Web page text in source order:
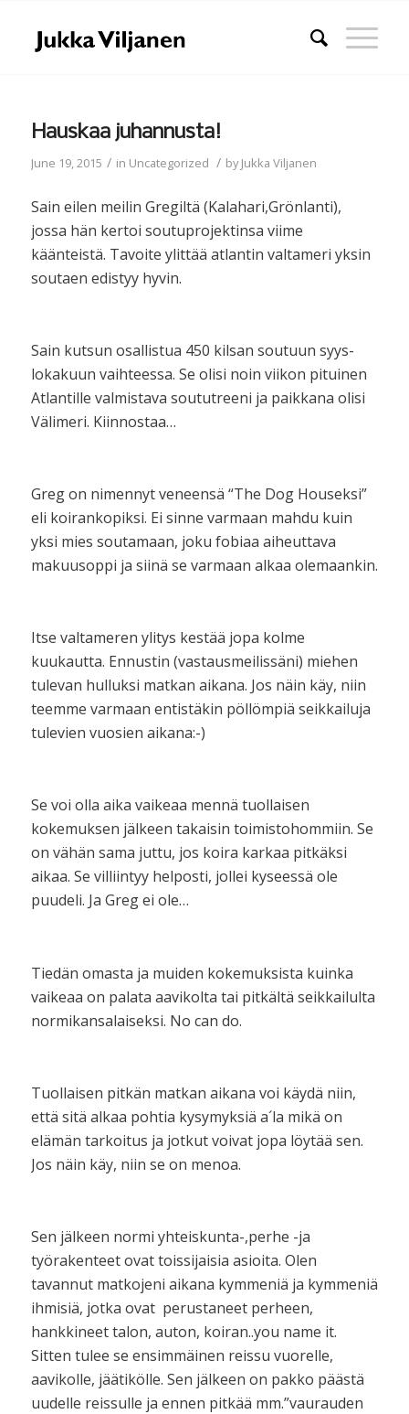
Hauskaa juhannusta!
June 19, 2015 / in Uncategorized / byJukka Viljanen
Sain eilen meilin Gregiltä (Kalahari,Grönlanti),
jossa hän kertoi soutuprojektinsa viime
käänteistä. Tavoite ylittää atlantin valtameri yksin
soutaen edistyy hyvin.
Sain kutsun osallistua 450 kilsan soutuun syys-
lokakuun vaihteessa. Se olisi noin viikon pituinen
Atlantille valmistava soututreeni ja paikkana olisi
Välimeri. Kiinnostaa…
Greg on nimennyt veneensä “The Dog Houseksi”
eli koirankopiksi. Ei sinne varmaan mahdu kuin
yksi mies soutamaan, joku fobiaa aiheuttava
makuusoppi ja siinä se varmaan alkaa olemaankin.
Itse valtameren ylitys kestää jopa kolme
kuukautta. Ennustin (vastausmeilissäni) miehen
tulevan hulluksi matkan aikana. Jos näin käy, niin
teemme varmaan entistäkin pöllömpiä seikkailuja
tulevien vuosien aikana:-)
Se voi olla aika vaikeaa mennä tuollaisen
kokemuksen jälkeen takaisin toimistohommiin. Se
on vähän sama juttu, jos koira karkaa pitkäksi
aikaa. Se villiintyy helposti, jollei kyseessä ole
puudeli. Ja Greg ei ole…
Tiedän omasta ja muiden kokemuksista kuinka
vaikeaa on palata aavikolta tai pitkältä seikkailulta
normikansalaiseksi. No can do.
Tuollaisen pitkän matkan aikana voi käydä niin,
että sitä alkaa pohtia kysymyksiä a´la mikä on
elämän tarkoitus ja jotkut voivat jopa löytää sen.
Jos näin käy, niin se on menoa.
Sen jälkeen normi yhteiskunta-,perhe -ja
työrakenteet ovat toissijaisia asioita. Olen
tavannut matkojeni aikana kymmeniä ja kymmeniä
ihmisiä, jotka ovat perustaneet perheen,
hankkineet talon, auton, koiran..you name it.
Sitten tulee se ensimmäinen reissu vuorelle,
aavikolle, jäätikölle. Sen jälkeen on pakko päästä
uudelle reissulle ja ennen pitkää mm.”vaurauden